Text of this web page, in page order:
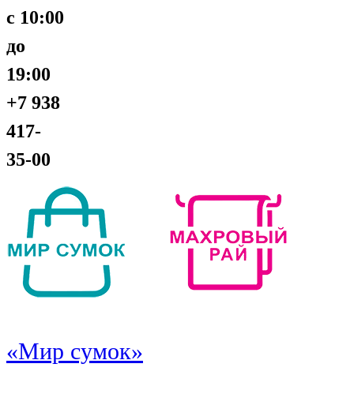
с 10:00
до
19:00
+7 938
417-
35-00
«Мир сумок»